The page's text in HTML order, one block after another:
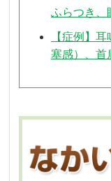
ふらつき
【症例】
塞感）、